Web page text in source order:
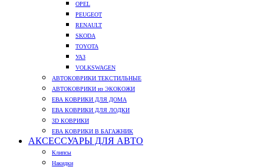
OPEL
PEUGEOT
RENAULT
SKODA
TOYOTA
УАЗ
VOLKSWAGEN
АВТОКОВРИКИ ТЕКСТИЛЬНЫЕ
АВТОКОВРИКИ из ЭКОКОЖИ
ЕВА КОВРИКИ ДЛЯ ДОМА
ЕВА КОВРИКИ ДЛЯ ЛОДКИ
3D КОВРИКИ
ЕВА КОВРИКИ В БАГАЖНИК
АКСЕССУАРЫ ДЛЯ АВТО
Клипсы
Накидки